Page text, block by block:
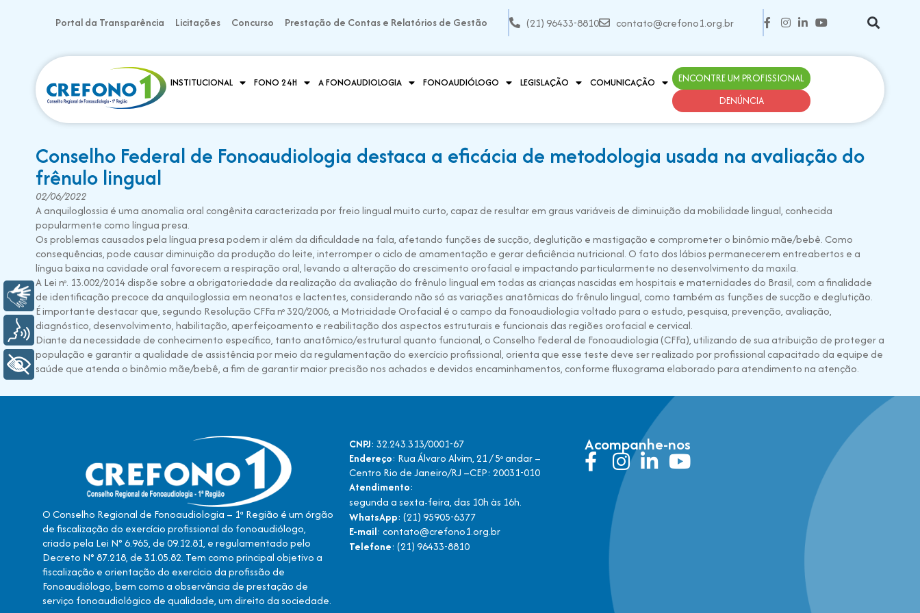
Portal da Transparência Licitações Concurso Prestação de Contas e Relatórios de Gestão (21) 96433-8810 contato@crefono1.org.br
INSTITUCIONAL FONO 24H A FONOAUDIOLOGIA FONOAUDIÓLOGO LEGISLAÇÃO COMUNICAÇÃO
ENCONTRE UM PROFISSIONAL
DENÚNCIA
Conselho Federal de Fonoaudiologia destaca a eficácia de metodologia usada na avaliação do
frênulo lingual
02/06/2022
A anquiloglossia é uma anomalia oral congênita caracterizada por freio lingual muito curto, capaz de resultar em graus variáveis de diminuição da mobilidade lingual, conhecida
popularmente como língua presa.
Os problemas causados pela língua presa podem ir além da dificuldade na fala, afetando funções de sucção, deglutição e mastigação e comprometer o binômio mãe/bebê. Como
consequências, pode causar diminuição da produção do leite, interromper o ciclo de amamentação e gerar deficiência nutricional. O fato dos lábios permanecerem entreabertos e a
língua baixa na cavidade oral favorecem a respiração oral, levando a alteração do crescimento orofacial e impactando particularmente no desenvolvimento da maxila.
A Lei nº. 13.002/2014 dispõe sobre a obrigatoriedade da realização da avaliação do frênulo lingual em todas as crianças nascidas em hospitais e maternidades do Brasil, com a finalidade
de identificação precoce da anquiloglossia em neonatos e lactentes, considerando não só as variações anatômicas do frênulo lingual, como também as funções de sucção e deglutição.
É importante destacar que, segundo Resolução CFFa nº 320/2006, a Motricidade Orofacial é o campo da Fonoaudiologia voltado para o estudo, pesquisa, prevenção, avaliação,
diagnóstico, desenvolvimento, habilitação, aperfeiçoamento e reabilitação dos aspectos estruturais e funcionais das regiões orofacial e cervical.
Diante da necessidade de conhecimento específico, tanto anatômico/estrutural quanto funcional, o Conselho Federal de Fonoaudiologia (CFFa), utilizando de sua atribuição de proteger a
população e garantir a qualidade de assistência por meio da regulamentação do exercício profissional, orienta que esse teste deve ser realizado por profissional capacitado da equipe de
saúde que atenda o binômio mãe/bebê, a fim de garantir maior precisão nos achados e devidos encaminhamentos, conforme fluxograma elaborado para atendimento na atenção.
O Conselho Regional de Fonoaudiologia – 1ª Região é um órgão
de fiscalização do exercício profissional do fonoaudiólogo,
criado pela Lei N° 6.965, de 09.12.81, e regulamentado pelo
Decreto N° 87.218, de 31.05.82. Tem como principal objetivo a
fiscalização e orientação do exercício da profissão de
Fonoaudiólogo, bem como a observância de prestação de
serviço fonoaudiológico de qualidade, um direito da sociedade.
CNPJ: 32.243.313/0001-67
Endereço: Rua Álvaro Alvim, 21 / 5º andar –
Centro Rio de Janeiro/RJ –CEP: 20031-010
Atendimento:
segunda a sexta-feira, das 10h às 16h.
WhatsApp: (21) 95905-6377
E-mail: contato@crefono1.org.br
Telefone: (21) 96433-8810
Acompanhe-nos
Libras
Voz
+ Acessibilidade